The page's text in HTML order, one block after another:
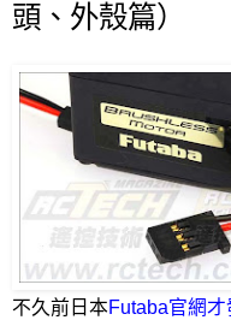
頭、外殼篇）
不久前日本Futaba官網才